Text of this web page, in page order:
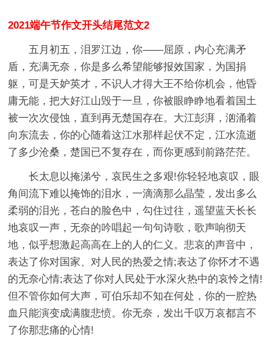
2021端午节作文开头结尾范文2
五月初五，泪罗江边，你——屈原，内心充满矛
盾，充满无奈，你是多么希望能够报效国家，为国捐
躯，可是天妒英才，不识人才得大王不给你机会，他昏
庸无能，把大好江山毁于一旦，你被眼睁睁地看着国土
被一次次侵蚀，直到再无楚国存在。大江彭湃，汹涌着
向东流去，你的心随着这江水那样起伏不定，江水流逝
了多少沧桑，楚国已不复存在，而你更感到前路茫茫。
长太息以掩涕兮，哀民生之多艰!你轻轻地哀叹，眼
角间流下难以掩饰的泪水，一滴滴那么晶莹，发出多么
柔弱的泪光，苍白的脸色中，勾住过往，遥望蓝天长长
地哀叹一声，无奈的吟唱起一句句诗歌，歌声响彻天
地，似乎想激起高高在上的人的仁义。悲哀的声音中，
表达了你对国家、对人民的热爱之情;表达了你怀才不遇
的无奈心情;表达了你对人民处于水深火热中的哀怜之情!
但不管你如何大声，可伯乐却不知在何处，你的一腔热
血只能演变成满腹悲愤。你无奈，发出千叹万哀都言不
了你那悲痛的心情!